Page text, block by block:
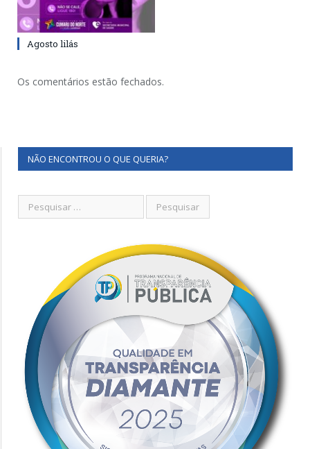
Agosto lilás
Os comentários estão fechados.
NÃO ENCONTROU O QUE QUERIA?